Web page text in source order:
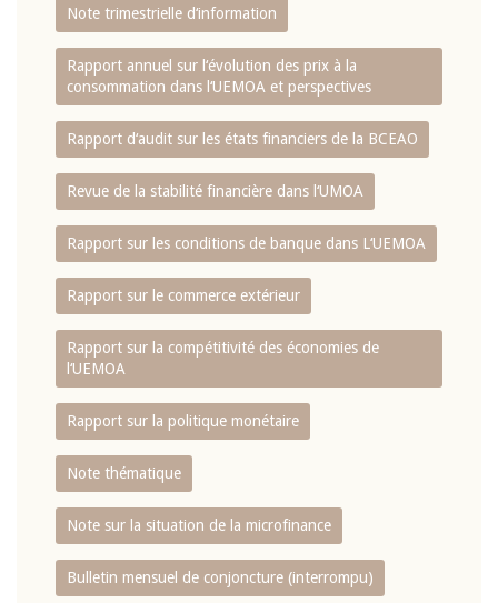
Note trimestrielle d‘information
Rapport annuel sur l‘évolution des prix à la
consommation dans l‘UEMOA et perspectives
Rapport d‘audit sur les états financiers de la BCEAO
Revue de la stabilité financière dans l‘UMOA
Rapport sur les conditions de banque dans L‘UEMOA
Rapport sur le commerce extérieur
Rapport sur la compétitivité des économies de
l‘UEMOA
Rapport sur la politique monétaire
Note thématique
Note sur la situation de la microfinance
Bulletin mensuel de conjoncture (interrompu)